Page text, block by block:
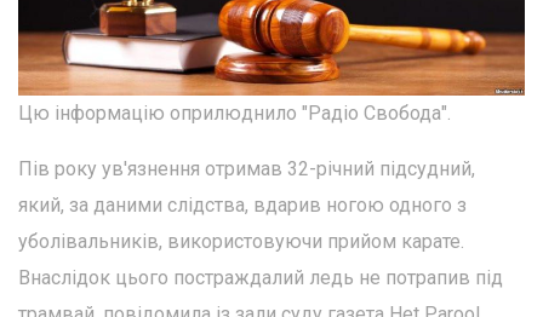
Цю інформацію оприлюднило "Радіо Свобода".
Пів року ув'язнення отримав 32-річний підсудний,
який, за даними слідства, вдарив ногою одного з
уболівальників, використовуючи прийом карате.
Внаслідок цього постраждалий ледь не потрапив під